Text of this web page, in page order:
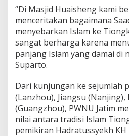
“Di Masjid Huaisheng kami
menceritakan bagaimana
menyebarkan Islam ke
sangat berharga karena
panjang Islam yang damai di
Suparto.
Dari kunjungan ke sejumlah
(Lanzhou), Jiangsu
(Guangzhou), PWNU Jatim
nilai antara tradisi Islam
pemikiran Hadratussyekh KH